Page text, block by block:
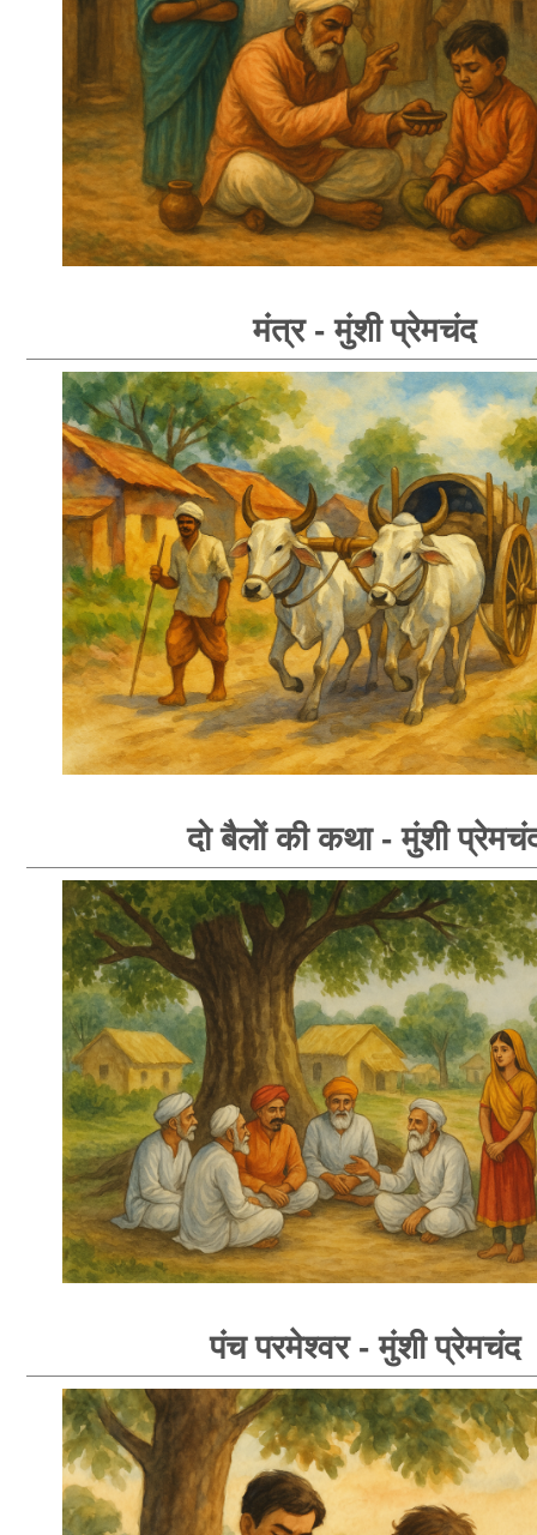
मंत्र - मुंशी प्रेमचंद
दो बैलों की कथा - मुंशी
पंच परमेश्वर - मुंशी प्रेमचंद